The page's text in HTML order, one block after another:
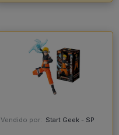
Vendido por: Start Geek - SP